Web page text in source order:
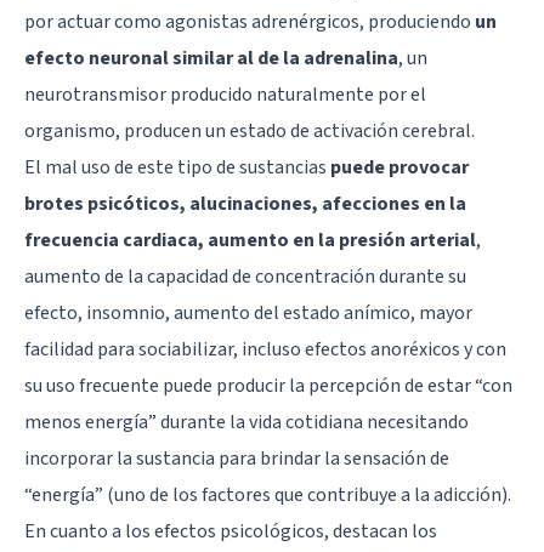
por actuar como agonistas adrenérgicos, produciendo un
efecto neuronal similar al de la adrenalina, un
neurotransmisor producido naturalmente por el
organismo, producen un estado de activación cerebral.
El mal uso de este tipo de sustancias puede provocar
brotes psicóticos, alucinaciones, afecciones en la
frecuencia cardiaca, aumento en la presión arterial,
aumento de la capacidad de concentración durante su
efecto, insomnio, aumento del estado anímico, mayor
facilidad para sociabilizar, incluso efectos anoréxicos y con
su uso frecuente puede producir la percepción de estar “con
menos energía” durante la vida cotidiana necesitando
incorporar la sustancia para brindar la sensación de
“energía” (uno de los factores que contribuye a la adicción).
En cuanto a los efectos psicológicos, destacan los